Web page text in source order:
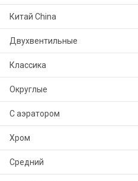
Китай China
Двухвентильные
Классика
Округлые
С аэратором
Хром
Средний